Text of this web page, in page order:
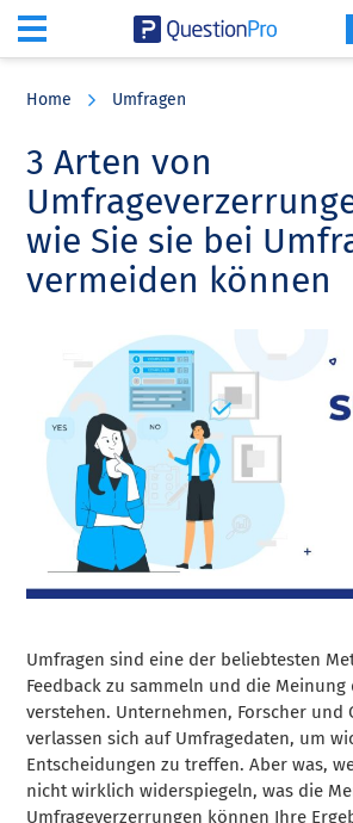
content
sidebar
Home Umfragen
3 Arten von
wie Sie sie bei
vermeiden können
Umfragen sind eine der beliebtesten
Feedback zu sammeln und die Meinung
verstehen. Unternehmen, Forscher und
verlassen sich auf Umfragedaten, um
Entscheidungen zu treffen. Aber was,
nicht wirklich widerspiegeln, was die
Umfrageverzerrungen können Ihre